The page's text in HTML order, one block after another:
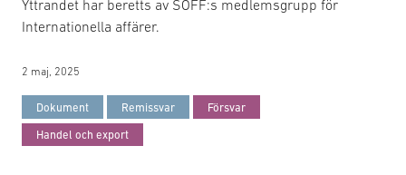
Yttrandet har beretts av SOFF:s medlemsgrupp för
Internationella affärer.
2 maj, 2025
Dokument Remissvar Försvar
Handel och export